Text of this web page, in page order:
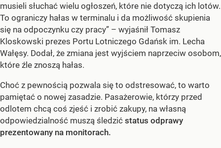
musieli słuchać wielu ogłoszeń, które nie dotyczą ich lotów.
To ograniczy hałas w terminalu i da możliwość skupienia
się na odpoczynku czy pracy” – wyjaśnił Tomasz
Kloskowski prezes Portu Lotniczego Gdańsk im. Lecha
Wałęsy. Dodał, że zmiana jest wyjściem naprzeciw osobom,
które źle znoszą hałas.
Choć z pewnością pozwala się to odstresować, to warto
pamiętać o nowej zasadzie. Pasażerowie, którzy przed
odlotem chcą coś zjeść i zrobić zakupy, na własną
odpowiedzialność muszą śledzić status odprawy
prezentowany na monitorach.